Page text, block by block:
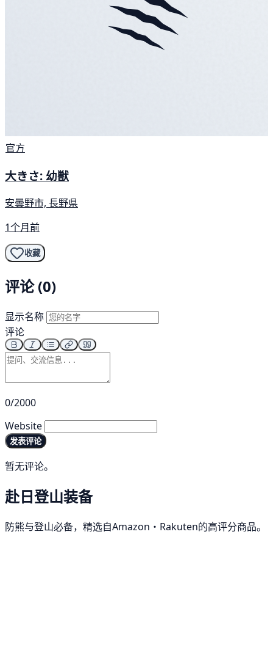
官方
大きさ: 幼獣
安曇野市, 長野県
1个月前
收藏
评论 (0)
显示名称
评论
0/2000
Website
发表评论
暂无评论。
赴日登山装备
防熊与登山必备，精选自Amazon・Rakuten的高评分商品。